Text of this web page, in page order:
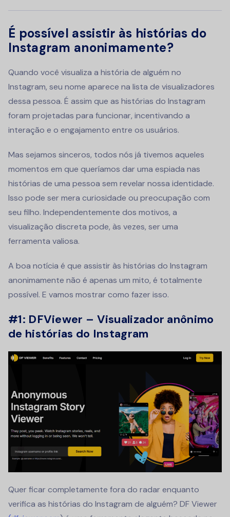
É possível assistir às histórias do
Instagram anonimamente?
Quando você visualiza a história de alguém no
Instagram, seu nome aparece na lista de visualizadores
dessa pessoa. É assim que as histórias do Instagram
foram projetadas para funcionar, incentivando a
interação e o engajamento entre os usuários.
Mas sejamos sinceros, todos nós já tivemos aqueles
momentos em que queríamos dar uma espiada nas
histórias de uma pessoa sem revelar nossa identidade.
Isso pode ser mera curiosidade ou preocupação com
seu filho. Independentemente dos motivos, a
visualização discreta pode, às vezes, ser uma
ferramenta valiosa.
A boa notícia é que assistir às histórias do Instagram
anonimamente não é apenas um mito, é totalmente
possível. E vamos mostrar como fazer isso.
#1: DFViewer – Visualizador anônimo
de histórias do Instagram
Quer ficar completamente fora do radar enquanto
verifica as histórias do Instagram de alguém? DF Viewer